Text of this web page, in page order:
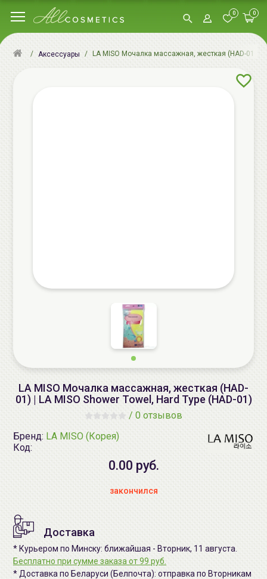
0 0
Аксессуары LA MISO Мочалка массажная, жесткая (HAD-01) |
LA MISO Мочалка массажная, жесткая (HAD-
01) | LA MISO Shower Towel, Hard Type (HAD-01)
/ 0 отзывов
Бренд: LA MISO (Корея)
Код:
0.00 руб.
закончился
Доставка
* Курьером по Минску: ближайшая - Вторник, 11 августа.
Бесплатно при сумме заказа от 99 руб.
* Доставка по Беларуси (Белпочта): отправка по Вторникам